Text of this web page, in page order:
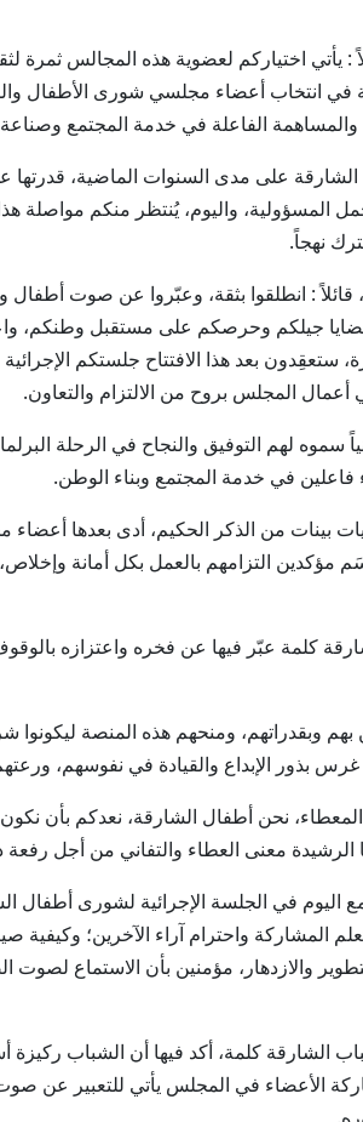
: يأتي اختياركم لعضوية هذه المجالس ثمرة
من إمارة الشارقة في انتخاب أعضاء مجلسي
الفاعلة في خدمة المجتمع وصناعة
على مدى السنوات الماضية، قدرتها
المسؤولية، واليوم، يُنتظر منكم
نهجاً.
: انطلقوا بثقة، وعبّروا عن صوت أطفال
جيلكم وحرصكم على مستقبل وطنكم،
بعد هذا الافتتاح جلستكم الإجرائية
المجلس بروح من الالتزام والتعاون.
سموه لهم التوفيق والنجاح في الرحلة
في خدمة المجتمع وبناء الوطن.
الشارقة والبالغ عددهم 80 عضواً القسَم مؤكدين التزامهم
كلمة عبّر فيها عن فخره واعتزازه
وبقدراتهم، ومنحهم هذه المنصة ليكونوا
الإبداع والقيادة في نفوسهم، ورعتهم
المعطاء، نحن أطفال الشارقة، نعدكم بأن
الرشيدة معنى العطاء والتفاني من أجل رفعة
اليوم في الجلسة الإجرائية لشورى أطفال
المشاركة واحترام آراء الآخرين؛ وكيفية
والازدهار، مؤمنين بأن الاستماع لصوت
كلمة، أكد فيها أن الشباب ركيزة
الأعضاء في المجلس يأتي للتعبير عن